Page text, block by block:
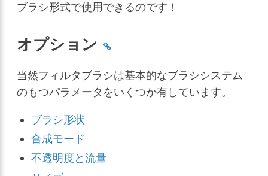
ブラシ形式で使用できるのです！
オプション
当然フィルタブラシは基本的なブラシシステム
のもつパラメータをいくつか有しています。
ブラシ形状
合成モード
不透明度と流量